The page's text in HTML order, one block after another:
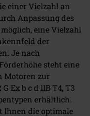
einer Vielzahl an
Anpassung des
eine Vielzahl
der
Je nach
steht eine
Motoren zur
Ex b c d llB T4, T3
erhältlich.
Ihnen die optimale